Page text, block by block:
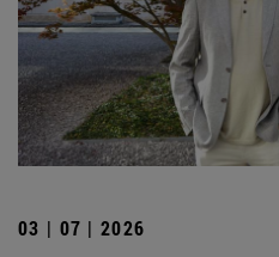
03 | 07 | 2026